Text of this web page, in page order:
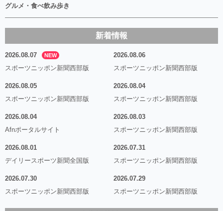
グルメ・食べ飲み歩き
新着情報
2026.08.07 NEW
スポーツニッポン新聞西部版
2026.08.06
スポーツニッポン新聞西部版
2026.08.05
スポーツニッポン新聞西部版
2026.08.04
スポーツニッポン新聞西部版
2026.08.04
Afnポータルサイト
2026.08.03
スポーツニッポン新聞西部版
2026.08.01
デイリースポーツ新聞全国版
2026.07.31
スポーツニッポン新聞西部版
2026.07.30
スポーツニッポン新聞西部版
2026.07.29
スポーツニッポン新聞西部版